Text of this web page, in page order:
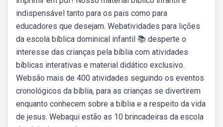
indispensável tanto para os pais como para
educadores que desejam. Webatividades para lições
da escola bíblica dominical infantil 📚 desperte o
interesse das crianças pela bíblia com atividades
bíblicas interativas e material didático exclusivo.
Websão mais de 400 atividades seguindo os eventos
cronológicos da bíblia, para as crianças se divertirem
enquanto conhecem sobre a bíblia e a respeito da vida
de jesus. Webaqui estão as 10 brincadeiras da escola